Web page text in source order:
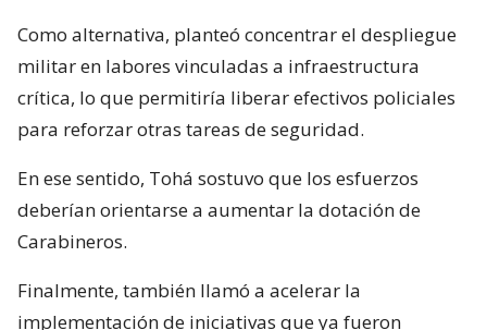
Como alternativa, planteó concentrar el despliegue
militar en labores vinculadas a infraestructura
crítica, lo que permitiría liberar efectivos policiales
para reforzar otras tareas de seguridad.
En ese sentido, Tohá sostuvo que los esfuerzos
deberían orientarse a aumentar la dotación de
Carabineros.
Finalmente, también llamó a acelerar la
implementación de iniciativas que ya fueron